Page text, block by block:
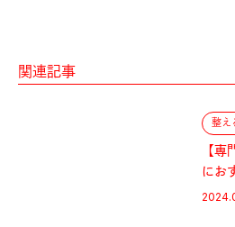
関連記事
整え
【
にお